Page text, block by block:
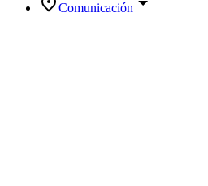
Comunicación